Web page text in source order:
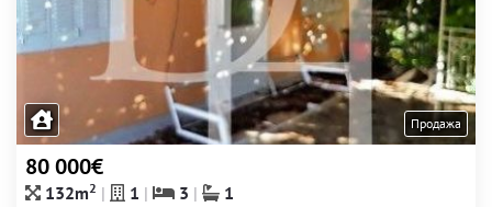
Продажа
80 000€
132m2 1 3
1